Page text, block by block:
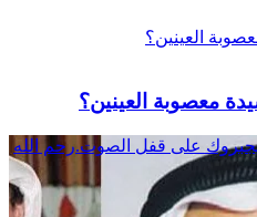
العينين؟
معصوبة العينين؟
على قفل الصوت.رحم الله